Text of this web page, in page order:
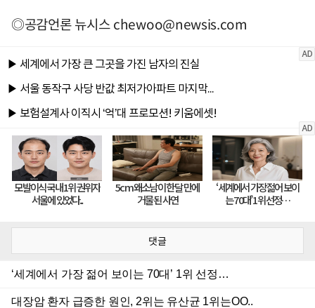
◎공감언론 뉴시스chewoo@newsis.com
댓글